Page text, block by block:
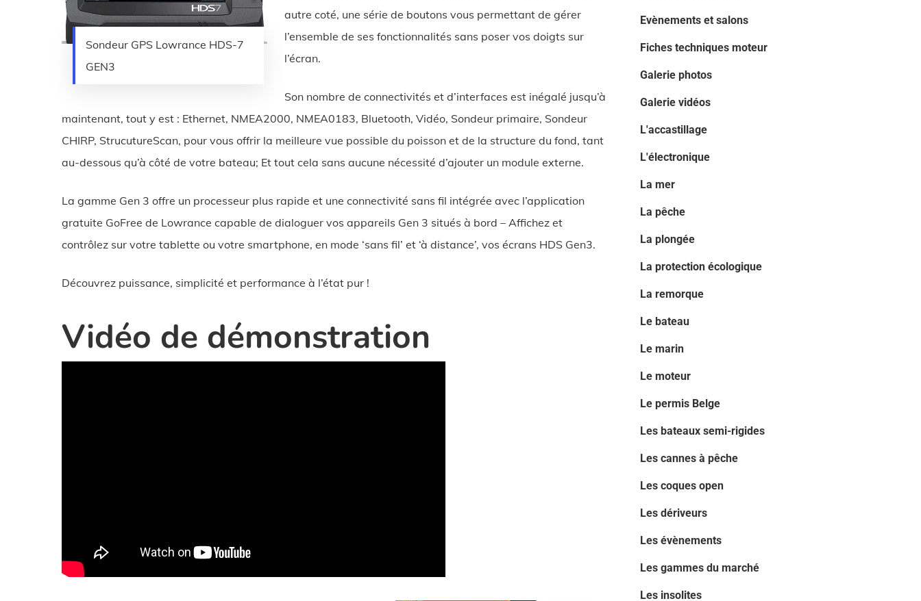
Sondeur GPS Lowrance HDS-7
GEN3
autre coté, une série de boutons vous permettant de gérer
l’ensemble de ses fonctionnalités sans poser vos doigts sur
l’écran.
Son nombre de connectivités et d’interfaces est inégalé jusqu’à
maintenant, tout y est : Ethernet, NMEA2000, NMEA0183, Bluetooth, Vidéo, Sondeur primaire, Sondeur
CHIRP, StrucutureScan, pour vous offrir la meilleure vue possible du poisson et de la structure du fond, tant
au-dessous qu’à côté de votre bateau; Et tout cela sans aucune nécessité d’ajouter un module externe.
La gamme Gen 3 offre un processeur plus rapide et une connectivité sans fil intégrée avec l’application
gratuite GoFree de Lowrance capable de dialoguer vos appareils Gen 3 situés à bord – Affichez et
contrôlez sur votre tablette ou votre smartphone, en mode ‘sans fil’ et ‘à distance’, vos écrans HDS Gen3.
Découvrez puissance, simplicité et performance à l’état pur !
Vidéo de démonstration
Evènements et salons
Fiches techniques moteur
Galerie photos
Galerie vidéos
L'accastillage
L'électronique
La mer
La pêche
La plongée
La protection écologique
La remorque
Le bateau
Le marin
Le moteur
Le permis Belge
Les bateaux semi-rigides
Les cannes à pêche
Les coques open
Les dériveurs
Les évènements
Les gammes du marché
Les insolites